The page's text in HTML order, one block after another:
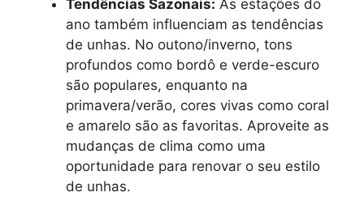
Tendências Sazonais: As estações do
ano também influenciam as tendências
de unhas. No outono/inverno, tons
profundos como bordô e verde-escuro
são populares, enquanto na
primavera/verão, cores vivas como coral
e amarelo são as favoritas. Aproveite as
mudanças de clima como uma
oportunidade para renovar o seu estilo
de unhas.